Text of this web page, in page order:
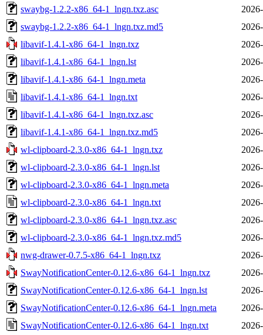
swaybg-1.2.2-x86_64-1_lngn.txz.asc
swaybg-1.2.2-x86_64-1_lngn.txz.md5
libavif-1.4.1-x86_64-1_lngn.txz
libavif-1.4.1-x86_64-1_lngn.lst
libavif-1.4.1-x86_64-1_lngn.meta
libavif-1.4.1-x86_64-1_lngn.txt
libavif-1.4.1-x86_64-1_lngn.txz.asc
libavif-1.4.1-x86_64-1_lngn.txz.md5
wl-clipboard-2.3.0-x86_64-1_lngn.txz
wl-clipboard-2.3.0-x86_64-1_lngn.lst
wl-clipboard-2.3.0-x86_64-1_lngn.meta
wl-clipboard-2.3.0-x86_64-1_lngn.txt
wl-clipboard-2.3.0-x86_64-1_lngn.txz.asc
wl-clipboard-2.3.0-x86_64-1_lngn.txz.md5
nwg-drawer-0.7.5-x86_64-1_lngn.txz
SwayNotificationCenter-0.12.6-x86_64-1_lngn.txz
SwayNotificationCenter-0.12.6-x86_64-1_lngn.lst
SwayNotificationCenter-0.12.6-x86_64-1_lngn.meta
SwayNotificationCenter-0.12.6-x86_64-1_lngn.txt